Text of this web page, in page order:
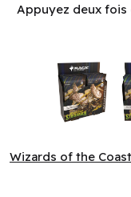
Appuyez deux
Wizards of the Coast